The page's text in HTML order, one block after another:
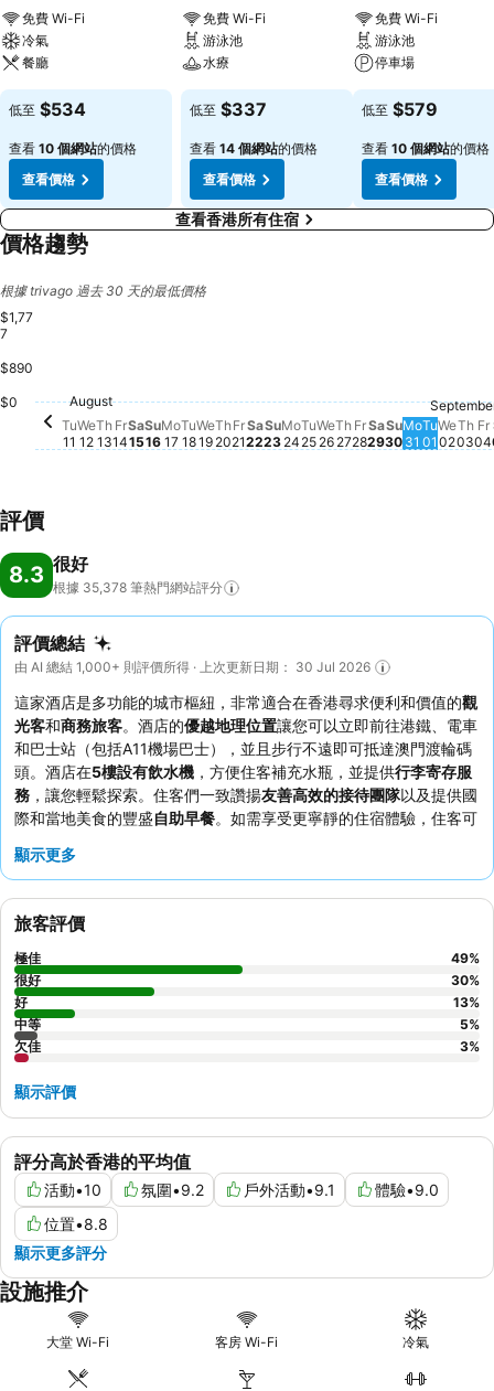
免費 Wi-Fi
冷氣
餐廳
低至 $534
查看 10 個網站的價格
查看價格
免費 Wi-Fi
游泳池
水療
低至 $337
查看 14 個網站的價格
查看價格
免費 Wi-Fi
游泳池
停車場
低至 $579
查看 10 個網站的價格
查看價格
查看香港所有住宿
價格趨勢
根據 trivago 過去 30 天的最低價格
$1,77
7
$890
$0 Tuesday, August 11
$817
August
Tu
11
Wednesday, August 12
$1,054
We
12
Thursday, August 13
$1,062
Th
13
Fr
14
Sa
15
Sunday, August 16
$868
Su
16
Monday, August 17
$781
Mo
17
Tuesday, August 18
$707
Tu
18
Wednesday, August 19
$663
We
19
Thursday, August 20
$663
Th
20
Fr
21
Sa
22
Sunday, August 23
$751
Su
23
Monday, August 24
$736
Mo
24
Tuesday, August 25
$664
Tu
25
Wednesday, August
$664
We
26
Thursday, August
$767
Th
27
Friday, August
$867
Fr
28
Saturday,
$867
Sa
29
Sunday,
$683
Su
30
Monday,
$660
Mo
31
$652
Tu
01
$653
We
02
Th
03
Fr
04
評價
8.3 很好
根據 35,378 筆熱門網站評分
評價總結
由 AI 總結 1,000+ 則評價所得 · 上次更新日期： 30 Jul 2026
這家酒店是多功能的城市樞紐，非常適合在香港尋求便利和價值的觀
光客和商務旅客。酒店的優越地理位置讓您可以立即前往港鐵、電車
和巴士站（包括A11機場巴士），並且步行不遠即可抵達澳門渡輪碼
頭。酒店在5樓設有飲水機 ，方便住客補充水瓶，並提供行李寄存服
務 ，讓您輕鬆探索。住客們一致讚揚友善高效的接待團隊以及提供國
際和當地美食的豐盛自助早餐。如需享受更寧靜的住宿體驗，住客可
顯示更多
評分高於香港的平均值
活動•10 氛圍•9.2 戶外活動•9.1 體驗•9.0
位置•8.8
顯示更多評分
旅客評價
極佳 49%
很好
30%
好
13%
中等
5%
欠佳
3%
顯示評價
設施推介
大堂 Wi-Fi 客房 Wi-Fi 冷氣